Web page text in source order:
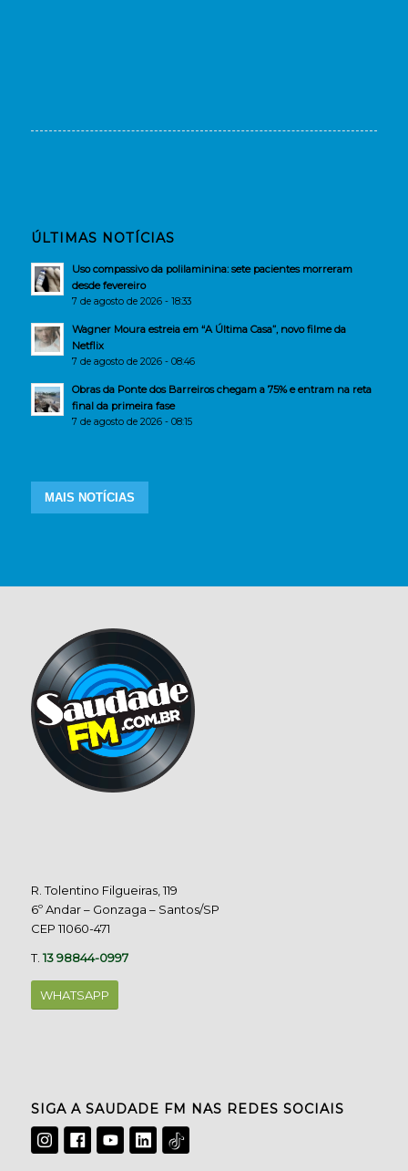
ÚLTIMAS NOTÍCIAS
Uso compassivo da polilaminina: sete pacientes morreram
desde fevereiro
7 de agosto de 2026 - 18:33
Wagner Moura estreia em “A Última Casa”, novo filme da
Netflix
7 de agosto de 2026 - 08:46
Obras da Ponte dos Barreiros chegam a 75% e entram na reta
final da primeira fase
7 de agosto de 2026 - 08:15
MAIS NOTÍCIAS
R. Tolentino Filgueiras, 119
6º Andar – Gonzaga – Santos/SP
CEP 11060-471
T.13 98844-0997
WHATSAPP
SIGA A SAUDADE FM NAS REDES SOCIAIS